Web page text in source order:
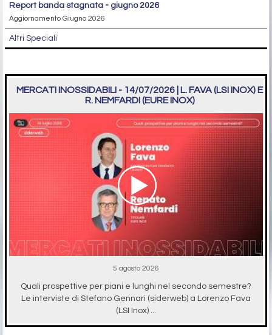
report banda stagnata - giugno 2026
Aggiornamento Giugno 2026
Altri Speciali
MERCATI INOSSIDABILI - 14/07/2026 | L. FAVA (LSI INOX) E
R. NEMFARDI (EURE INOX)
5 agosto 2026
Quali prospettive per piani e lunghi nel secondo semestre?
Le interviste di Stefano Gennari (siderweb) a Lorenzo Fava
(LSI Inox) ...